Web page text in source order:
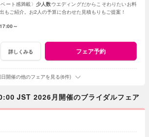
ート感満載〉 少人数ウエディングだからこそわりたいお料
もご紹介。お2人の予算に合わせた見積もりもご提案！
17:00～
詳しくみる フェア予約
日開催の他のフェアを見る(6件)
JST 2026月開催のブライダルフェア